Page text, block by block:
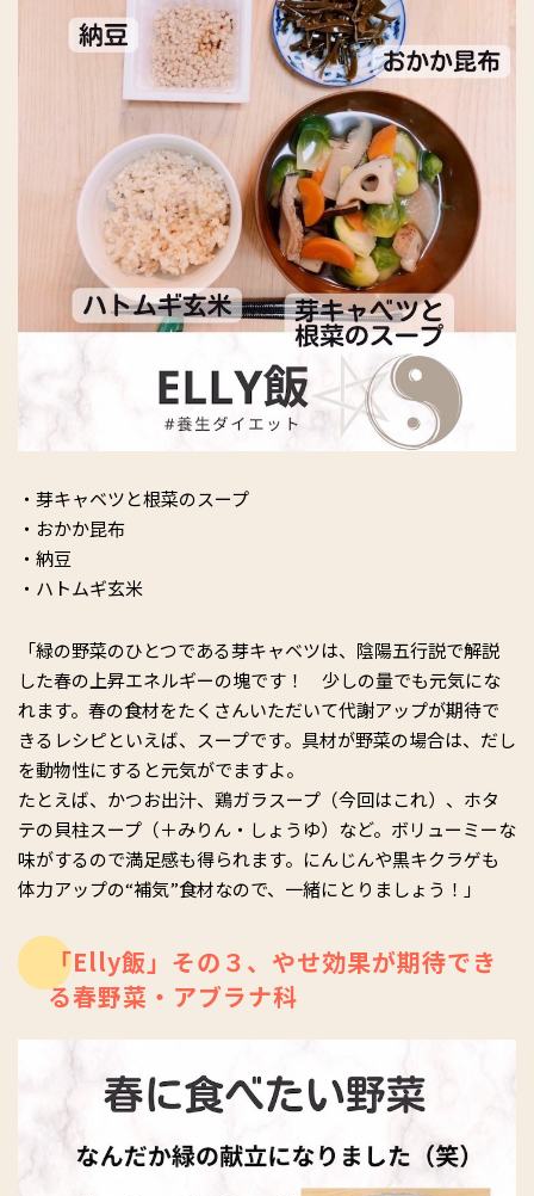
・芽キャベツと根菜のスープ
・おかか昆布
・納豆
・ハトムギ玄米
「緑の野菜のひとつである芽キャベツは、陰陽五行説で解説
した春の上昇エネルギーの塊です！ 少しの量でも元気にな
れます。春の食材をたくさんいただいて代謝アップが期待で
きるレシピといえば、スープです。具材が野菜の場合は、だし
を動物性にすると元気がでますよ。
たとえば、かつお出汁、鶏ガラスープ（今回はこれ）、ホタ
テの貝柱スープ（＋みりん・しょうゆ）など。ボリューミーな
味がするので満足感も得られます。にんじんや黒キクラゲも
体力アップの“補気”食材なので、一緒にとりましょう！」
「Elly飯」その３、やせ効果が期待でき
る春野菜・アブラナ科